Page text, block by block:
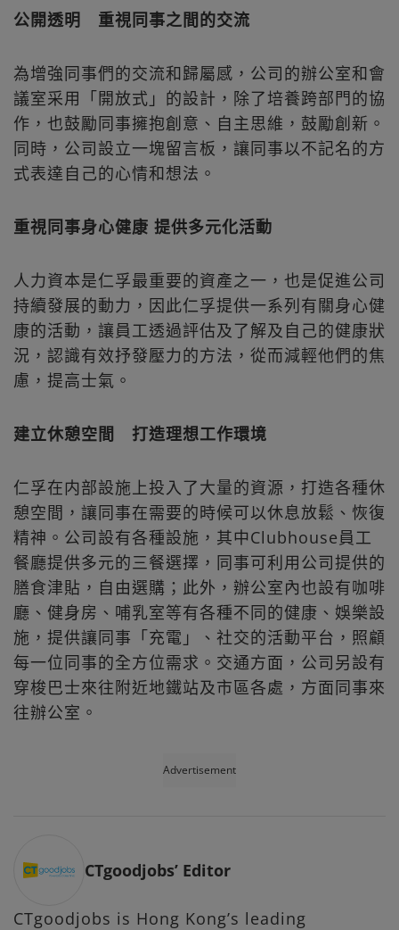
公開透明 重視同事之間的交流
為增強同事們的交流和歸屬感，公司的辦公室和會
議室采用「開放式」的設計，除了培養跨部門的協
作，也鼓勵同事擁抱創意、自主思維，鼓勵創新。
同時，公司設立一塊留言板，讓同事以不記名的方
式表達自己的心情和想法。
重視同事身心健康 提供多元化活動
人力資本是仁孚最重要的資產之一，也是促進公司
持續發展的動力，因此仁孚提供一系列有關身心健
康的活動，讓員工透過評估及了解及自己的健康狀
況，認識有效抒發壓力的方法，從而減輕他們的焦
慮，提高士氣。
建立休憩空間 打造理想工作環境
仁孚在内部設施上投入了大量的資源，打造各種休
憩空間，讓同事在需要的時候可以休息放鬆、恢復
精神。公司設有各種設施，其中Clubhouse員工
餐廳提供多元的三餐選擇，同事可利用公司提供的
膳食津貼，自由選購；此外，辦公室內也設有咖啡
廳、健身房、哺乳室等有各種不同的健康、娛樂設
施，提供讓同事「充電」、社交的活動平台，照顧
每一位同事的全方位需求。交通方面，公司另設有
穿梭巴士來往附近地鐵站及市區各處，方面同事來
往辦公室。
Advertisement
CTgoodjobs’ Editor
CTgoodjobs is Hong Kong’s leading